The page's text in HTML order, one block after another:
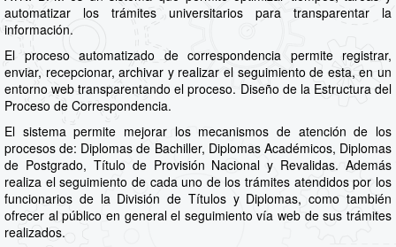
automatizar los trámites universitarios para transparentar la
información.
El proceso automatizado de correspondencia permite registrar,
enviar, recepcionar, archivar y realizar el seguimiento de esta, en un
entorno web transparentando el proceso. Diseño de la Estructura del
Proceso de Correspondencia.
El sistema permite mejorar los mecanismos de atención de los
procesos de: Diplomas de Bachiller, Diplomas Académicos, Diplomas
de Postgrado, Título de Provisión Nacional y Revalidas. Además
realiza el seguimiento de cada uno de los trámites atendidos por los
funcionarios de la División de Títulos y Diplomas, como también
ofrecer al público en general el seguimiento vía web de sus trámites
realizados.